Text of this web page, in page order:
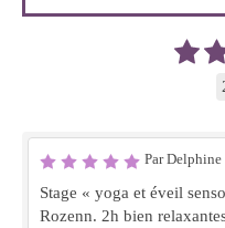
Par Delphine
Stage « yoga et éveil
Rozenn. 2h bien